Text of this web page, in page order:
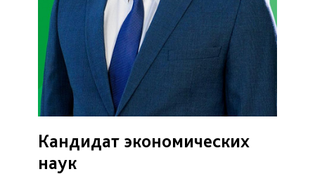
Кандидат экономических
наук